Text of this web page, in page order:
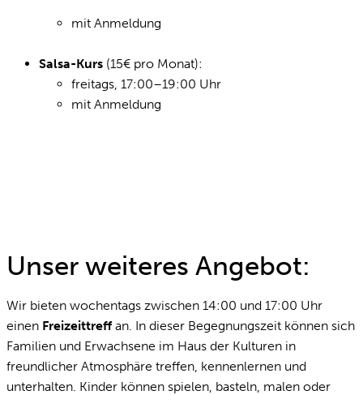
mit Anmeldung
Salsa-Kurs (15€ pro Monat):
freitags, 17:00–19:00 Uhr
mit Anmeldung
Unser weiteres Angebot:
Wir bieten wochentags zwischen 14:00 und 17:00 Uhr
einen Freizeittreffan. In dieser Begegnungszeit können sich
Familien und Erwachsene im Haus der Kulturen in
freundlicher Atmosphäre treffen, kennenlernen und
unterhalten. Kinder können spielen, basteln, malen oder